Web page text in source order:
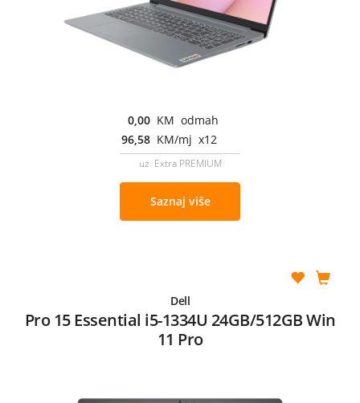
0,00 KM odmah
96,58 KM/mj x12
uz Extra PREMIUM
Saznaj više
Dell
Pro 15 Essential i5-1334U 24GB/512GB Win
11 Pro